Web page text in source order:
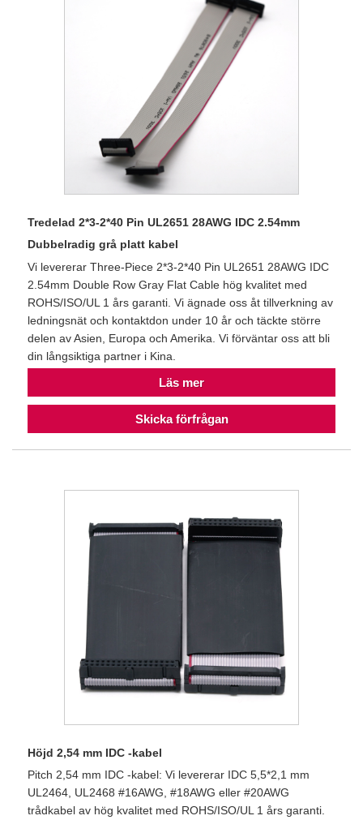
Tredelad 2*3-2*40 Pin UL2651 28AWG IDC 2.54mm
Dubbelradig grå platt kabel
Vi levererar Three-Piece 2*3-2*40 Pin UL2651 28AWG IDC
2.54mm Double Row Gray Flat Cable hög kvalitet med
ROHS/ISO/UL 1 års garanti. Vi ägnade oss åt tillverkning av
ledningsnät och kontaktdon under 10 år och täckte större
delen av Asien, Europa och Amerika. Vi förväntar oss att bli
din långsiktiga partner i Kina.
Läs mer
Skicka förfrågan
Höjd 2,54 mm IDC -kabel
Pitch 2,54 mm IDC -kabel: Vi levererar IDC 5,5*2,1 mm
UL2464, UL2468 #16AWG, #18AWG eller #20AWG
trådkabel av hög kvalitet med ROHS/ISO/UL 1 års garanti.